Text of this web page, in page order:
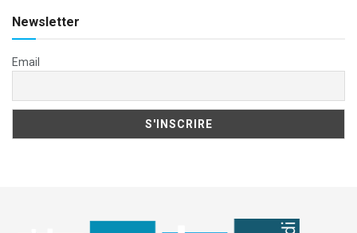
Newsletter
Email